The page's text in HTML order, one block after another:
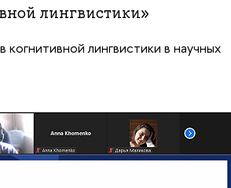
лингвистики»
лингвистики в научных